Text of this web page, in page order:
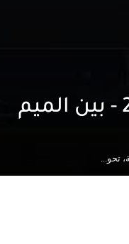
توقعات سعر دوجكوين (DOGE) نهاية 2025 - بين الميم